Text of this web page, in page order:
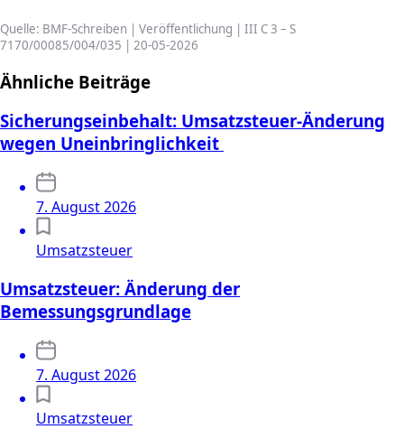
Quelle: BMF-Schreiben | Veröffentlichung | III C 3 – S
7170/00085/004/035 | 20-05-2026
Ähnliche Beiträge
Sicherungseinbehalt: Umsatzsteuer-Änderung
wegen Uneinbringlichkeit
7. August 2026
Umsatzsteuer
Umsatzsteuer: Änderung der
Bemessungsgrundlage
7. August 2026
Umsatzsteuer